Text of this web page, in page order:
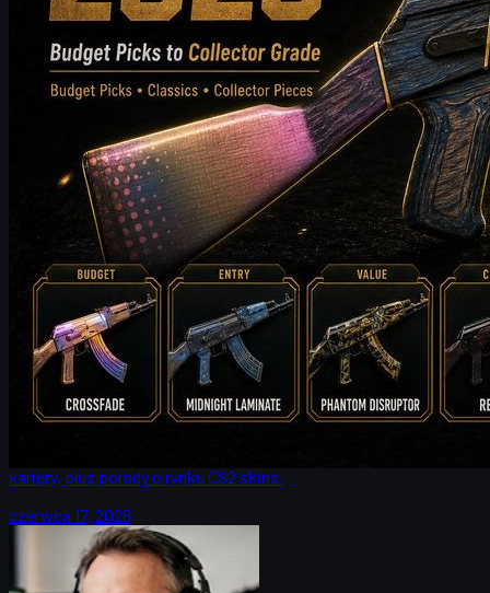
przezMichael
Counter-Strike 2czerwca 17, 2026
FalleN i FURIA: zmiana tempa gry i droga po trofeum
kariery, plus porady o rynku CS2 skins.
czerwca 17, 2026